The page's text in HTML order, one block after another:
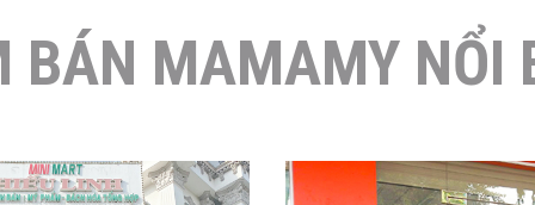
BÁN MAMAMY NỔI